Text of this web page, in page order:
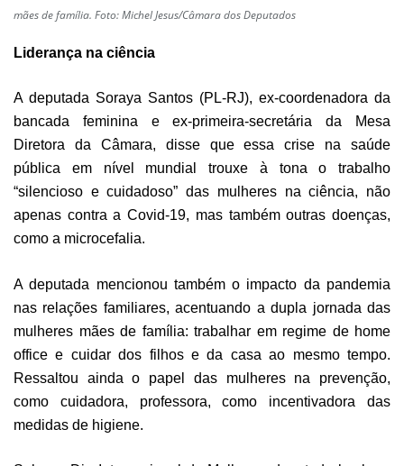
mães de família. Foto: Michel Jesus/Câmara dos Deputados
Liderança na ciência
A deputada Soraya Santos (PL-RJ), ex-coordenadora da
bancada feminina e ex-primeira-secretária da Mesa
Diretora da Câmara, disse que essa crise na saúde
pública em nível mundial trouxe à tona o trabalho
“silencioso e cuidadoso” das mulheres na ciência, não
apenas contra a Covid-19, mas também outras doenças,
como a microcefalia.
A deputada mencionou também o impacto da pandemia
nas relações familiares, acentuando a dupla jornada das
mulheres mães de família: trabalhar em regime de home
office e cuidar dos filhos e da casa ao mesmo tempo.
Ressaltou ainda o papel das mulheres na prevenção,
como cuidadora, professora, como incentivadora das
medidas de higiene.